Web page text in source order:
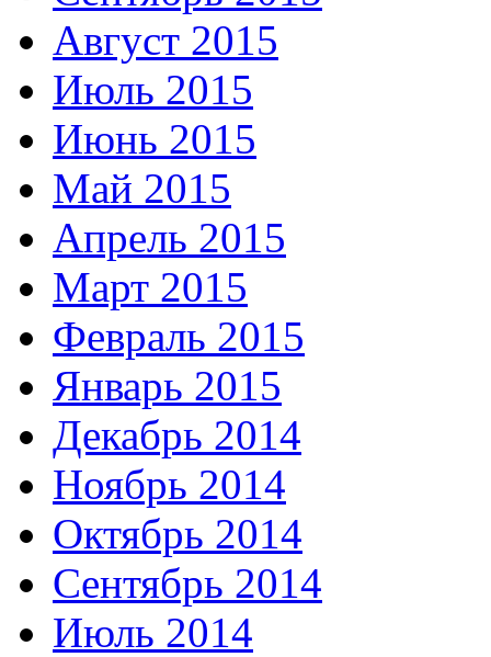
Август 2015
Июль 2015
Июнь 2015
Май 2015
Апрель 2015
Март 2015
Февраль 2015
Январь 2015
Декабрь 2014
Ноябрь 2014
Октябрь 2014
Сентябрь 2014
Июль 2014